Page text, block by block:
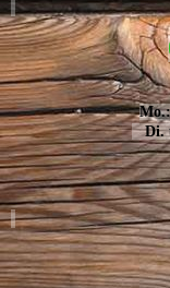
Di.